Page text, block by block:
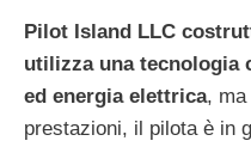
Pilot Island LLC
utilizza una tecnologia
ed energia elettrica,
prestazioni, il pilota è in